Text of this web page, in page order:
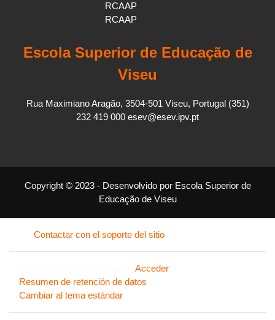
RCAAP
RCAAP
Escola Superior de Educação de
Viseu
Rua Maximiano Aragão, 3504-501 Viseu, Portugal (351)
232 419 000 esev@esev.ipv.pt
Copyright © 2023 - Desenvolvido por Escola Superior de
Educação de Viseu
Contactar con el soporte del sitio
Acceder
Resumen de retención de datos
Cambiar al tema estándar